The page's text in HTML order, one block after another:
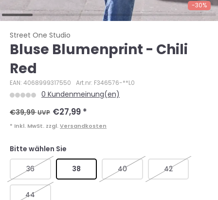
-30%
Street One Studio
Bluse Blumenprint - Chili
Red
EAN: 4068999317550 Art.nr: F346576-**L0
0 Kundenmeinung(en)
€39,99UVP €27,99 *
* Inkl. MwSt. zzgl. Versandkosten
Bitte wählen Sie
36 38 40 42
44